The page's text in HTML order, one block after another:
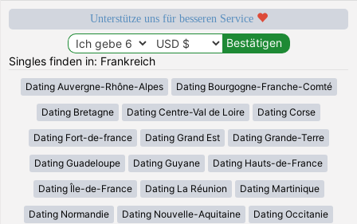
Unterstütze uns für besseren Service
Singles finden in: Frankreich
Dating Auvergne-Rhône-Alpes Dating Bourgogne-Franche-Comté
Dating Bretagne Dating Centre-Val de Loire Dating Corse
Dating Fort-de-france Dating Grand Est Dating Grande-Terre
Dating Guadeloupe Dating Guyane Dating Hauts-de-France
Dating Île-de-France Dating La Réunion Dating Martinique
Dating Normandie Dating Nouvelle-Aquitaine Dating Occitanie